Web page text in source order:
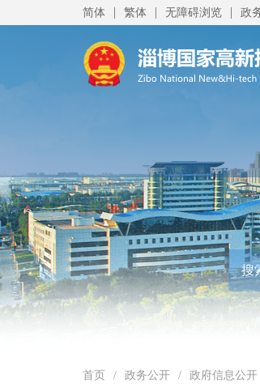
简体 | 繁体 | 无障碍浏览 | 政
首页 / 政务公开 / 政府信息公开